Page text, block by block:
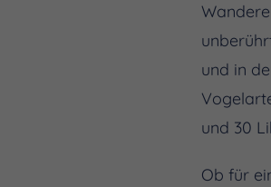
und in
und 30
Ob für